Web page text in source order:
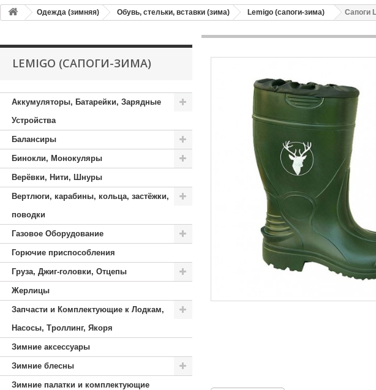
Одежда (зимняя) Обувь, стельки, вставки (зима) Lemigo (сапоги-зима) Сапоги
LEMIGO (САПОГИ-ЗИМА)
Аккумуляторы, Батарейки, Зарядные
Устройства
Балансиры
Бинокли, Монокуляры
Верёвки, Нити, Шнуры
Вертлюги, карабины, кольца, застёжки,
поводки
Газовое Оборудование
Горючие приспособления
Груза, Джиг-головки, Отцепы
Жерлицы
Запчасти и Комплектующие к Лодкам,
Насосы, Троллинг, Якоря
Зимние аксессуары
Зимние блесны
Зимние палатки и комплектующие